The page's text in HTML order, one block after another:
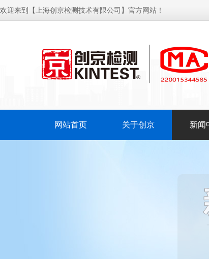
欢迎来到【上海创京检测技术有限公司】官方网站！
网站首页 关于创京 新闻